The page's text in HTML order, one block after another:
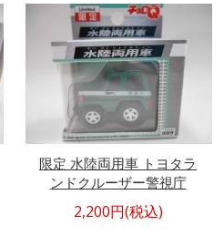
限定 水陸両用車 トヨタラ
ンドクルーザー警視庁
2,200円(税込)